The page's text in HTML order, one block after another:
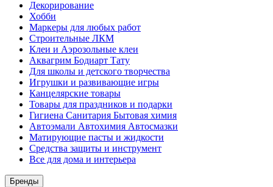
Декорирование
Хобби
Маркеры для любых работ
Строительные ЛКМ
Клеи и Аэрозольные клеи
Аквагрим Бодиарт Тату
Для школы и детского творчества
Игрушки и развивающие игры
Канцелярские товары
Товары для праздников и подарки
Гигиена Санитария Бытовая химия
Автоэмали Автохимия Автосмазки
Матирующие пасты и жидкости
Средства защиты и инструмент
Все для дома и интерьера
Бренды